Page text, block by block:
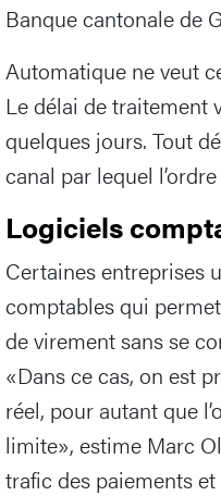
Banque cantonale de
Automatique ne veut
Le délai de traitement
quelques jours. Tout
canal par lequel
Logiciels
Certaines entreprises
comptables qui
de virement sans se
«Dans ce cas, on est
réel, pour autant que
limite», estime Marc
trafic des paiements